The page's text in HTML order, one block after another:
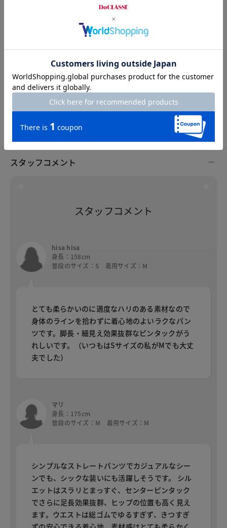
Hem width 23.5cm
32cm
S M L XL XXL
スタッフコメント
スタッフコメント
hisa hisa
身長：158cm
普段のサイズ：S 着用サイズ：M
とても柔らかいのに適度なハリのある素材なので
身体のラインを拾わずに着心地のよいラクなパン
ツです。脚長・細見え効果抜群なピンタックがう
れしいです。（いつもはSサイズの私がMでも大丈
夫でした）
マリ
身長：175cm
普段のサイズ：M 着用サイズ：M
シンプルなストレートパンツでカジュアルなシー
ンでも、シックな装いにも活躍しそうです。 シル
エットはスラリとまっすぐ、センターピンタック
でさらに足長効果抜群、ヒップの位置も高く見え
ます。ウエストは総ゴムでゆるすぎず、きつすぎ